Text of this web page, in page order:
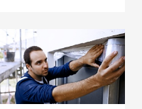
Großflächiges
Abdecken im
Außenbereich